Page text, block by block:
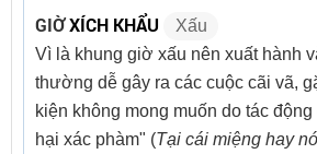
GIỜXÍCH KHẨU
Xấu
Vì là khung giờ xấu nên xuất hành
thường dễ gây ra các cuộc cãi vã,
kiện không mong muốn do tác
hại xác phàm" (Tại cái miệng hay